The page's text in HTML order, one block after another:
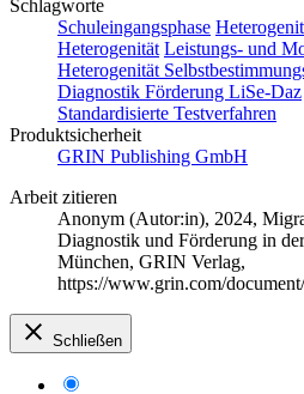
Schlagworte
Schuleingangsphase
Heterogenität Leistungs- und
Heterogenität
Diagnostik Förderung LiSe-Daz
Standardisierte Testverfahren
Produktsicherheit
GRIN Publishing GmbH
Arbeit zitieren
Anonym (Autor:in), 2024,
Diagnostik und Förderung in
München, GRIN Verlag,
https://www.grin.com/
Schließen